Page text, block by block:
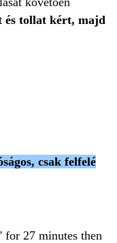
és tollat kért, majd
csak felfelé
for 27 minutes then